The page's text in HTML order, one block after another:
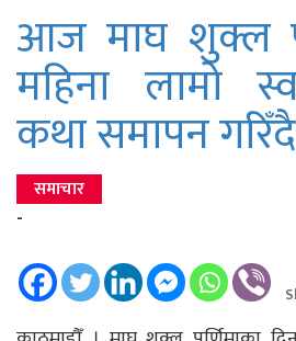
आज माघ शुक्ल
महिना लामो
कथा समापन गरिँदै
समाचार
-